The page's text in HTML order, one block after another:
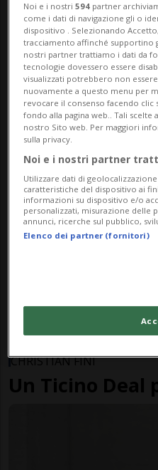
NICCOLÒ MAZZI-DAMOTTI
Agiamo ora:
CHRISTIAN FINI
Un Ticino
Noi e i nostri594 partner
come i dati di navigazione gli o
dispositivo . Selezionando
tracciamento affinché supportino
nostri partner trattiamo i dati da
tecnologie dovessero essere
visualizzati potrebbero non
nuovamente a questo menu per
revocare il consenso facendo clic
fondo alla pagina web.. Tali
nostro Sito web. Per maggiori
sulla privacy.
Noi e i nostri partner
Utilizzare dati di
caratteristiche del dispositivo ai
informazioni su dispositivo e/o
personalizzati, misurazione delle
annunci, ricerche sul pubblico,
Elenco dei partner (fornitori)